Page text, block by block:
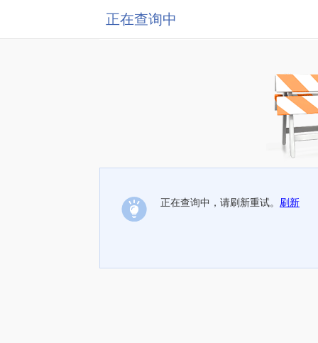
正在查询中
正在查询中，请刷新重试。 刷新